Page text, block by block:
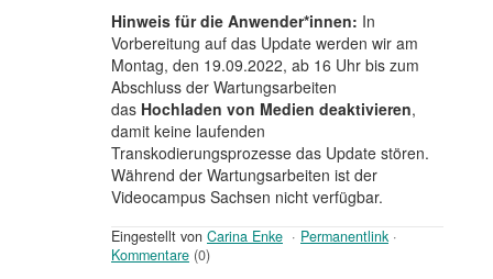
Hinweis für die Anwender*innen: In
Vorbereitung auf das Update werden wir am
Montag, den 19.09.2022, ab 16 Uhr bis zum
Abschluss der Wartungsarbeiten
das Hochladen von Medien deaktivieren,
damit keine laufenden
Transkodierungsprozesse das Update stören.
Während der Wartungsarbeiten ist der
Videocampus Sachsen nicht verfügbar.
Eingestellt von Carina Enke · Permanentlink ·
Kommentare (0)